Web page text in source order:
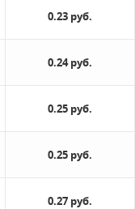
0.23 руб.
0.24 руб.
0.25 руб.
0.25 руб.
0.27 руб.